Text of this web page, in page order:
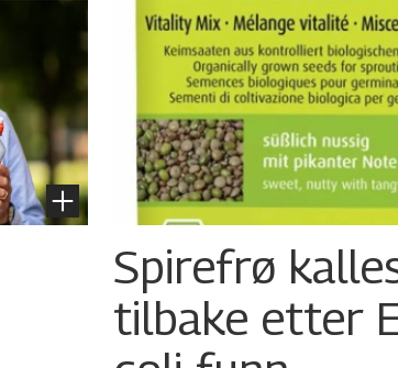
Spirefrø
tilbake etter